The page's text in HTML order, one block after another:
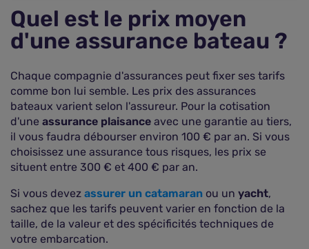
Quel est le prix moyen
d'une assurance bateau ?
Chaque compagnie d'assurances peut fixer ses tarifs
comme bon lui semble. Les prix des assurances
bateaux varient selon l'assureur. Pour la cotisation
d'une assurance plaisance avec une garantie au tiers,
il vous faudra débourser environ 100 € par an. Si vous
choisissez une assurance tous risques, les prix se
situent entre 300 € et 400 € par an.
Si vous devez assurer un catamaran ou un yacht,
sachez que les tarifs peuvent varier en fonction de la
taille, de la valeur et des spécificités techniques de
votre embarcation.